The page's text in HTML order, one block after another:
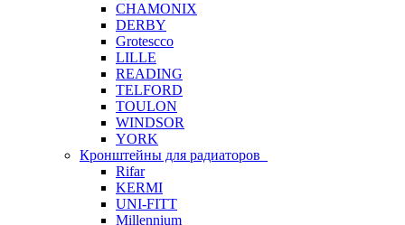
CHAMONIX
DERBY
Grotescco
LILLE
READING
TELFORD
TOULON
WINDSOR
YORK
Кронштейны для радиаторов
Rifar
KERMI
UNI-FITT
Millennium